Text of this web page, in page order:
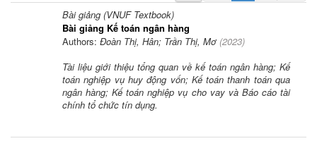
Bài giảng (VNUF Textbook)
Bài giảng Kế toán ngân hàng
Authors: Đoàn Thị, Hân; Trần Thị, Mơ (2023)
Tài liệu giới thiệu tổng quan về kế toán ngân hàng; Kế
toán nghiệp vụ huy động vốn; Kế toán thanh toán qua
ngân hàng; Kế toán nghiệp vụ cho vay và Báo cáo tài
chính tổ chức tín dụng.